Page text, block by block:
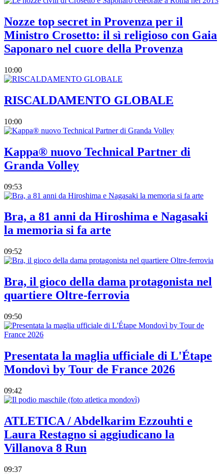
Nozze top secret in Provenza per il
Ministro Crosetto: il sì religioso con Gaia
Saponaro nel cuore della Provenza
10:00
RISCALDAMENTO GLOBALE
10:00
Kappa® nuovo Technical Partner di
Granda Volley
09:53
Bra, a 81 anni da Hiroshima e Nagasaki
la memoria si fa arte
09:52
Bra, il gioco della dama protagonista nel
quartiere Oltre-ferrovia
09:50
Presentata la maglia ufficiale di L'Étape
Mondovì by Tour de France 2026
09:42
ATLETICA / Abdelkarim Ezzouhti e
Laura Restagno si aggiudicano la
Villanova 8 Run
09:37